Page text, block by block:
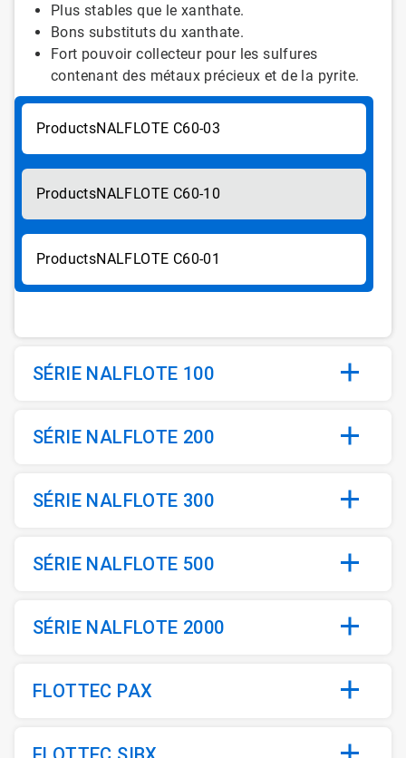
Plus stables que le xanthate.
Bons substituts du xanthate.
Fort pouvoir collecteur pour les sulfures
contenant des métaux précieux et de la pyrite.
NALFLOTE C60-03
NALFLOTE C60-10
NALFLOTE C60-01
SÉRIE NALFLOTE 100
SÉRIE NALFLOTE 200
SÉRIE NALFLOTE 300
SÉRIE NALFLOTE 500
SÉRIE NALFLOTE 2000
FLOTTEC PAX